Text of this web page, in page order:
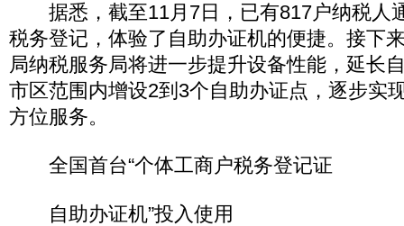
据悉，截至11月7日，已有817户纳税人
税务登记，体验了自助办证机的便捷。接下
局纳税服务局将进一步提升设备性能，延长
市区范围内增设2到3个自助办证点，逐步实
方位服务。
全国首台“个体工商户税务登记证
自助办证机”投入使用